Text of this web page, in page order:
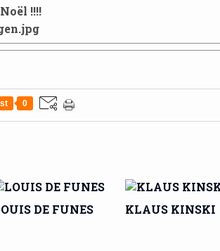
!!!!
0
DE FUNES KLAUS KINSKI